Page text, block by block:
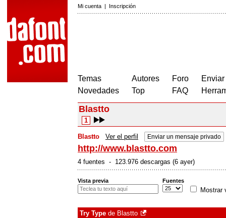
Mi cuenta | Inscripción
Temas
Novedades
Autores
Top
Foro
FAQ
Blastto
1
Blastto Ver el perfil Enviar un mensaje privado
http://www.blastto.com
4 fuentes - 123.976 descargas (6 ayer)
Vista previa Fuentes
Mostrar
Try Type de Blastto